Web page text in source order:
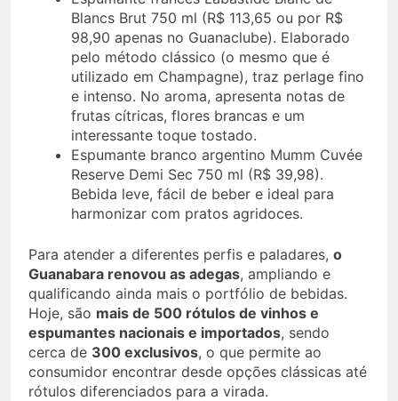
Blancs Brut 750 ml (R$ 113,65 ou por R$
98,90 apenas no Guanaclube). Elaborado
pelo método clássico (o mesmo que é
utilizado em Champagne), traz perlage fino
e intenso. No aroma, apresenta notas de
frutas cítricas, flores brancas e um
interessante toque tostado.
Espumante branco argentino Mumm Cuvée
Reserve Demi Sec 750 ml (R$ 39,98).
Bebida leve, fácil de beber e ideal para
harmonizar com pratos agridoces.
Para atender a diferentes perfis e paladares, o
Guanabara renovou as adegas, ampliando e
qualificando ainda mais o portfólio de bebidas.
Hoje, são mais de 500 rótulos de vinhos e
espumantes nacionais e importados, sendo
cerca de 300 exclusivos, o que permite ao
consumidor encontrar desde opções clássicas até
rótulos diferenciados para a virada.